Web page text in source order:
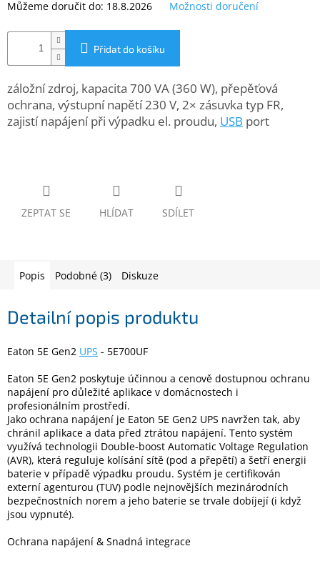
www.inpraise.cz
Gaming
a
tablety
Cyklo
zahrada
a
notebooky
Elektronika
Domácnost
%
Black
Friday
VÝPRODEJ
zboží
Můžeme doručit do: 18.8.2026 Možnosti doručení
Přidat do košíku
záložní zdroj, kapacita 700 VA (360 W), přepěťová
ochrana, výstupní napětí 230 V, 2× zásuvka typ FR,
zajistí napájení při výpadku el. proudu, USB port
ZEPTAT SE HLÍDAT SDÍLET
Popis Podobné (3) Diskuze
Detailní popis produktu
Eaton 5E Gen2 UPS - 5E700UF
Eaton 5E Gen2 poskytuje účinnou a cenově dostupnou ochranu
napájení pro důležité aplikace v domácnostech i
profesionálním prostředí.
Jako ochrana napájení je Eaton 5E Gen2 UPS navržen tak, aby
chránil aplikace a data před ztrátou napájení. Tento systém
využívá technologii Double-boost Automatic Voltage Regulation
(AVR), která reguluje kolísání sítě (pod a přepětí) a šetří energii
baterie v případě výpadku proudu. Systém je certifikován
externí agenturou (TUV) podle nejnovějších mezinárodních
bezpečnostních norem a jeho baterie se trvale dobíjejí (i když
jsou vypnuté).
Ochrana napájení & Snadná integrace